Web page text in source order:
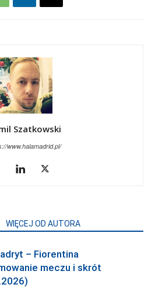
Szatkowski
www.halamadrid.pl/
WIĘCEJ OD AUTORA
– Fiorentina
meczu i skrót